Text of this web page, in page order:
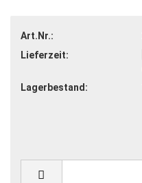
Art.Nr.:
Lieferzeit:
Lagerbestand: